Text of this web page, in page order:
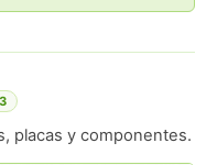
3
placas y componentes.